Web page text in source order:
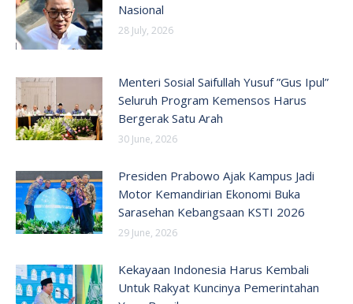
Nasional
28 July, 2026
Menteri Sosial Saifullah Yusuf ”Gus Ipul”
Seluruh Program Kemensos Harus
Bergerak Satu Arah
30 June, 2026
Presiden Prabowo Ajak Kampus Jadi
Motor Kemandirian Ekonomi Buka
Sarasehan Kebangsaan KSTI 2026
29 June, 2026
Kekayaan Indonesia Harus Kembali
Untuk Rakyat Kuncinya Pemerintahan